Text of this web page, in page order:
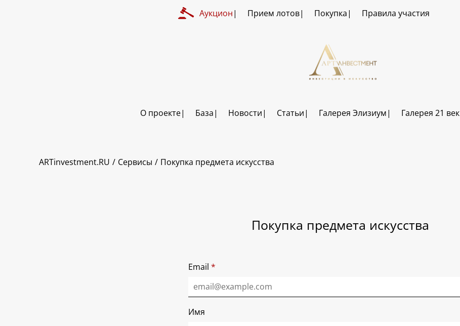
Аукцион Прием лотов Покупка Правила участия
О проекте База Новости Статьи Галерея Элизиум Галерея 21 век
ARTinvestment.RU Сервисы Покупка предмета искусства
Покупка предмета искусства
Email *
Имя